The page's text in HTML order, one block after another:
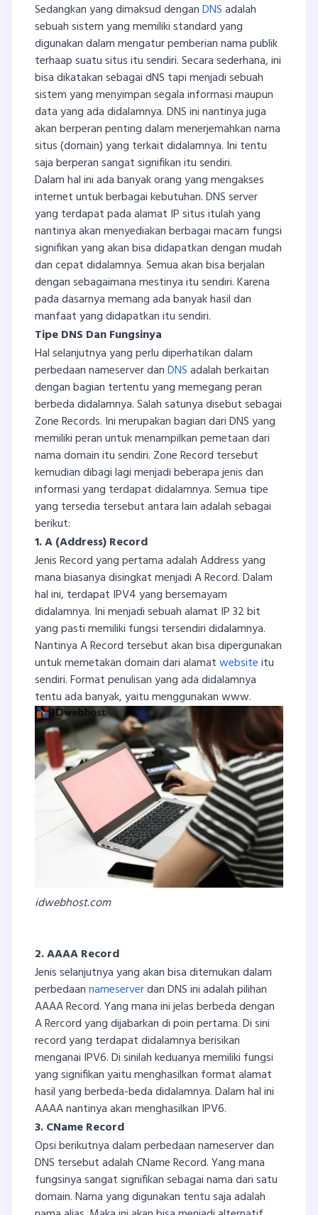
Sedangkan yang dimaksud denganDNSadalah
sebuah sistem yang memiliki standard yang
digunakan dalam mengatur pemberian nama publik
terhaap suatu situs itu sendiri. Secara sederhana, ini
bisa dikatakan sebagai dNS tapi menjadi sebuah
sistem yang menyimpan segala informasi maupun
data yang ada didalamnya. DNS ini nantinya juga
akan berperan penting dalam menerjemahkan nama
situs (domain) yang terkait didalamnya. Ini tentu
saja berperan sangat signifikan itu sendiri.
Dalam hal ini ada banyak orang yang mengakses
internet untuk berbagai kebutuhan. DNS server
yang terdapat pada alamat IP situs itulah yang
nantinya akan menyediakan berbagai macam fungsi
signifikan yang akan bisa didapatkan dengan mudah
dan cepat didalamnya. Semua akan bisa berjalan
dengan sebagaimana mestinya itu sendiri. Karena
pada dasarnya memang ada banyak hasil dan
manfaat yang didapatkan itu sendiri.
Tipe DNS Dan Fungsinya
Hal selanjutnya yang perlu diperhatikan dalam
perbedaan nameserver danDNSadalah berkaitan
dengan bagian tertentu yang memegang peran
berbeda didalamnya. Salah satunya disebut sebagai
Zone Records. Ini merupakan bagian dari DNS yang
memiliki peran untuk menampilkan pemetaan dari
nama domain itu sendiri. Zone Record tersebut
kemudian dibagi lagi menjadi beberapa jenis dan
informasi yang terdapat didalamnya. Semua tipe
yang tersedia tersebut antara lain adalah sebagai
berikut:
1. A (Address) Record
Jenis Record yang pertama adalah Address yang
mana biasanya disingkat menjadi A Record. Dalam
hal ini, terdapat IPV4 yang bersemayam
didalamnya. Ini menjadi sebuah alamat IP 32 bit
yang pasti memiliki fungsi tersendiri didalamnya.
Nantinya A Record tersebut akan bisa dipergunakan
untuk memetakan domain dari alamatwebsiteitu
sendiri. Format penulisan yang ada didalamnya
tentu ada banyak, yaitu menggunakan www.
idwebhost.com
2. AAAA Record
Jenis selanjutnya yang akan bisa ditemukan dalam
perbedaannameserverdan DNS ini adalah pilihan
AAAA Record. Yang mana ini jelas berbeda dengan
A Rercord yang dijabarkan di poin pertama. Di sini
record yang terdapat didalamnya berisikan
menganai IPV6. Di sinilah keduanya memiliki fungsi
yang signifikan yaitu menghasilkan format alamat
hasil yang berbeda-beda didalamnya. Dalam hal ini
AAAA nantinya akan menghasilkan IPV6.
3. CName Record
Opsi berikutnya dalam perbedaan nameserver dan
DNS tersebut adalah CName Record. Yang mana
fungsinya sangat signifikan sebagai nama dari satu
domain. Nama yang digunakan tentu saja adalah